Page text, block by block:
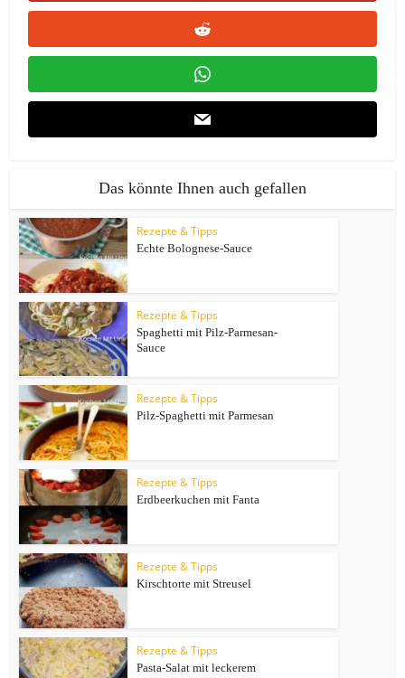
Das könnte Ihnen auch gefallen
Rezepte & Tipps
Echte Bolognese-Sauce
Rezepte & Tipps
Spaghetti mit Pilz-Parmesan-
Sauce
Rezepte & Tipps
Pilz-Spaghetti mit Parmesan
Rezepte & Tipps
Erdbeerkuchen mit Fanta
Rezepte & Tipps
Kirschtorte mit Streusel
Rezepte & Tipps
Pasta-Salat mit leckerem